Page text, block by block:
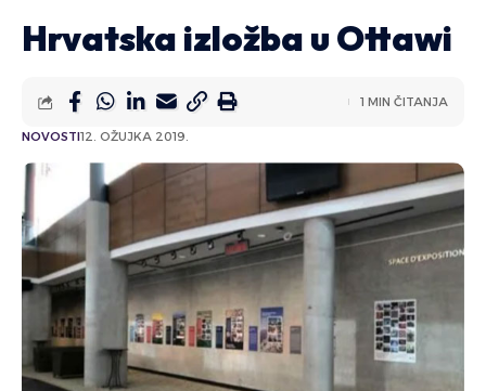
Hrvatska izložba u Ottawi
NOVOSTI12. OŽUJKA 2019.
1 MIN ČITANJA